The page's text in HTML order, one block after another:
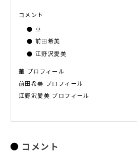
コメント
華
前田希美
江野沢愛美
華 プロフィール
前田希美 プロフィール
江野沢愛美 プロフィール
コメント